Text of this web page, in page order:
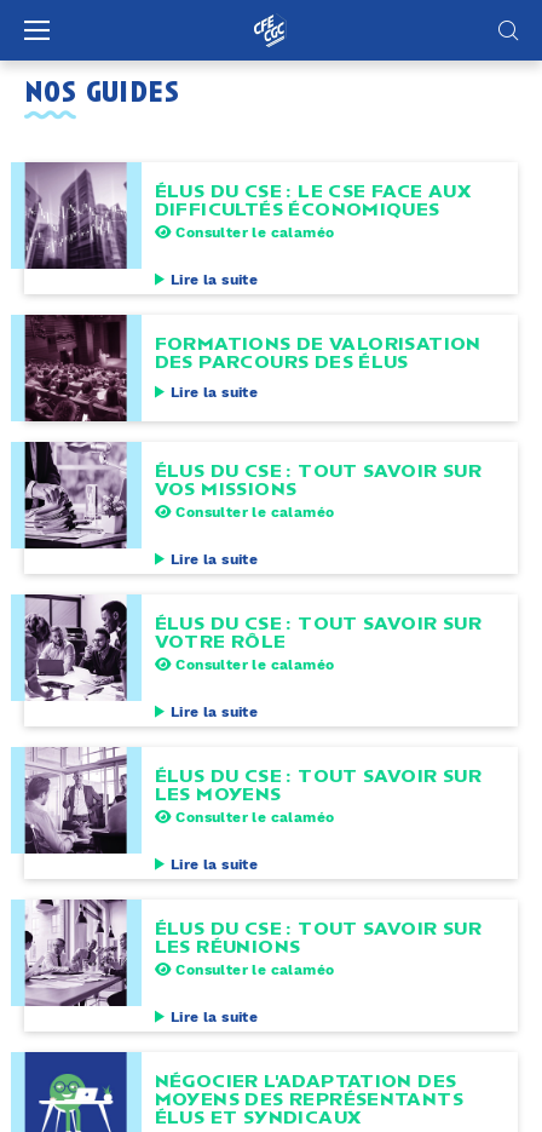
nos guides
ÉLUS DU CSE : LE CSE FACE AUX
DIFFICULTÉS ÉCONOMIQUES
Consulter le calaméo
Lire la suite
FORMATIONS DE VALORISATION
DES PARCOURS DES ÉLUS
Lire la suite
ÉLUS DU CSE : TOUT SAVOIR SUR
VOS MISSIONS
Consulter le calaméo
Lire la suite
ÉLUS DU CSE : TOUT SAVOIR SUR
VOTRE RÔLE
Consulter le calaméo
Lire la suite
ÉLUS DU CSE : TOUT SAVOIR SUR
LES MOYENS
Consulter le calaméo
Lire la suite
ÉLUS DU CSE : TOUT SAVOIR SUR
LES RÉUNIONS
Consulter le calaméo
Lire la suite
NÉGOCIER L'ADAPTATION DES
MOYENS DES REPRÉSENTANTS
ÉLUS ET SYNDICAUX
Panneau de gestion des cookies